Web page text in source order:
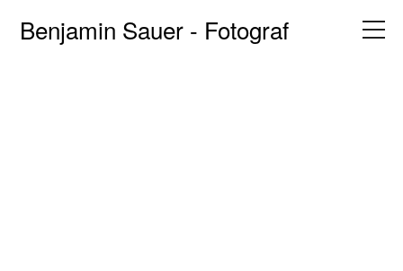
Benjamin Sauer - Fotograf